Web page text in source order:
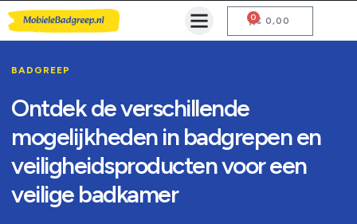
€ 0,00
0
BADGREEP
Ontdek de verschillende
mogelijkheden in badgrepen en
veiligheidsproducten voor een
veilige badkamer